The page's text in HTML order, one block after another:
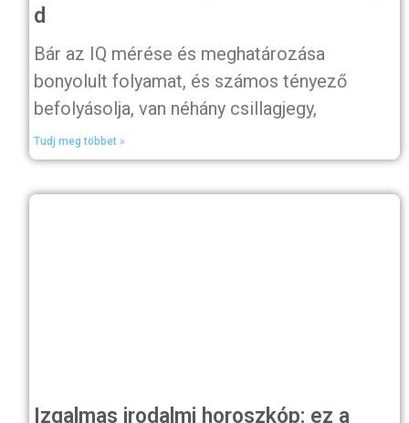
d
Bár az IQ mérése és meghatározása
bonyolult folyamat, és számos tényező
befolyásolja, van néhány csillagjegy,
Tudj meg többet »
Izgalmas irodalmi horoszkóp: ez a